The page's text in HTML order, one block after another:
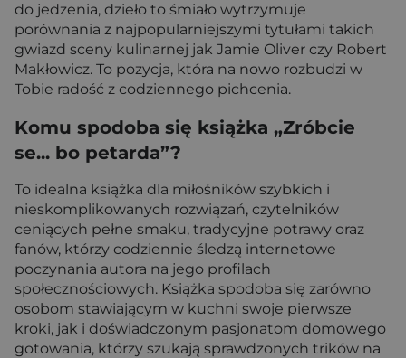
do jedzenia, dzieło to śmiało wytrzymuje
porównania z najpopularniejszymi tytułami takich
gwiazd sceny kulinarnej jak Jamie Oliver czy Robert
Makłowicz. To pozycja, która na nowo rozbudzi w
Tobie radość z codziennego pichcenia.
Komu spodoba się książka „Zróbcie
se... bo petarda”?
To idealna książka dla miłośników szybkich i
nieskomplikowanych rozwiązań, czytelników
ceniących pełne smaku, tradycyjne potrawy oraz
fanów, którzy codziennie śledzą internetowe
poczynania autora na jego profilach
społecznościowych. Książka spodoba się zarówno
osobom stawiającym w kuchni swoje pierwsze
kroki, jak i doświadczonym pasjonatom domowego
gotowania, którzy szukają sprawdzonych trików na